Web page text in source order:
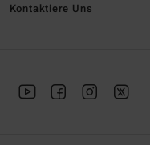
Kontaktiere Uns